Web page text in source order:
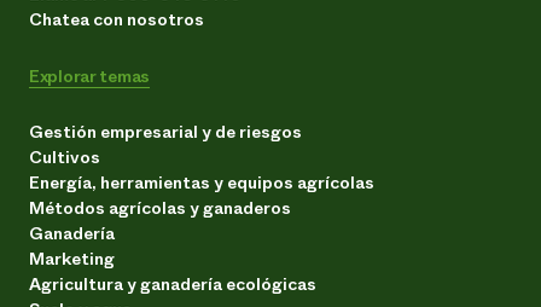
Chatea con nosotros
Explorar temas
Gestión empresarial y de riesgos
Cultivos
Energía, herramientas y equipos agrícolas
Métodos agrícolas y ganaderos
Ganadería
Marketing
Agricultura y ganadería ecológicas